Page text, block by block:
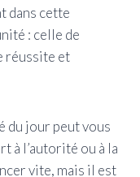
dans cette
: celle de
réussite et
du jour peut vous
à l’autorité ou à la
vite, mais il est